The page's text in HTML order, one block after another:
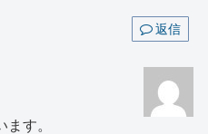
返信
す。